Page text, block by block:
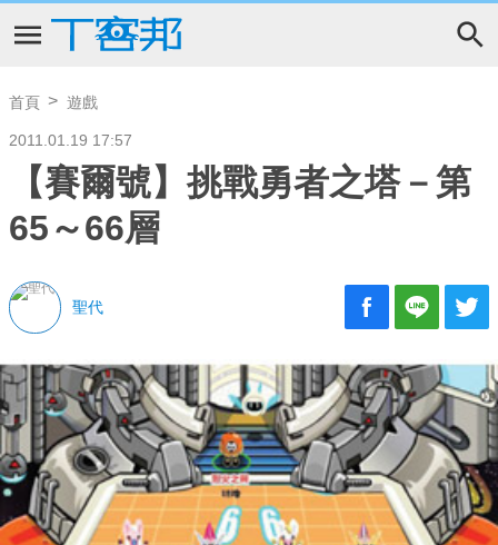
首頁 遊戲
2011.01.19 17:57
【賽爾號】挑戰勇者之塔－第
65～66層
聖代